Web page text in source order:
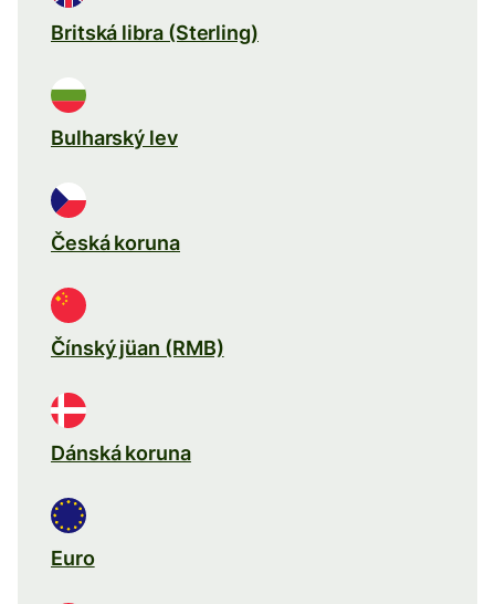
Britská libra (Sterling)
Bulharský lev
Česká koruna
Čínský jüan (RMB)
Dánská koruna
Euro